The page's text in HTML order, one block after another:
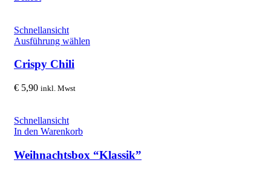
Schnellansicht
Ausführung wählen
der
Produktseite
Crispy Chili
€ 5,90 inkl. Mwst
Schnellansicht
In den Warenkorb
Weihnachtsbox “Klassik”